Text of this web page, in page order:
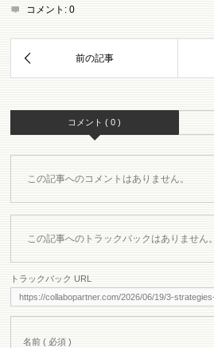
コメント:0
コメント ( 0 )
この記事へのコメントはありません。
この記事へのトラックバックはありません。
トラックバック URL
名前 ( 必須 )